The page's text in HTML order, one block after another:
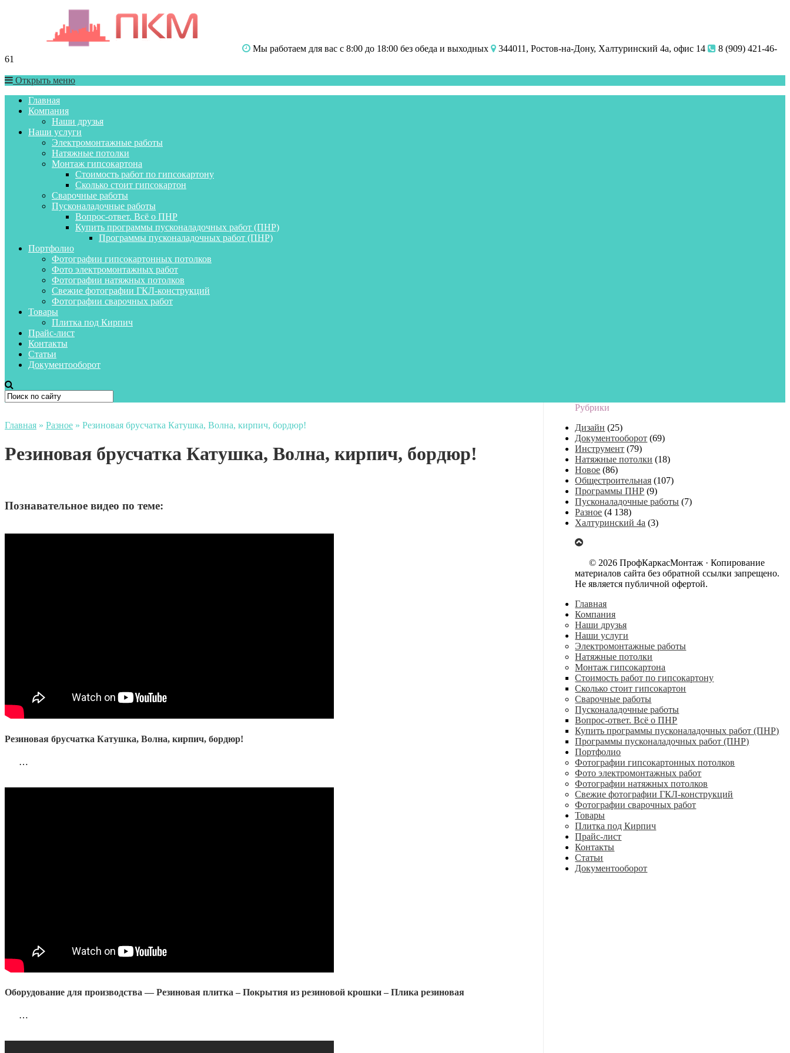
Мы работаем для вас с 8:00 до 18:00 без обеда и выходных 344011, Ростов-на-Дону, Халтуринский 4а, офис 14
8 (909) 421-46-
61
Открыть меню
Главная
Компания
Наши друзья
Наши услуги
Электромонтажные работы
Натяжные потолки
Монтаж гипсокартона
Стоимость работ по гипсокартону
Сколько стоит гипсокартон
Сварочные работы
Пусконаладочные работы
Вопрос-ответ. Всё о ПНР
Купить программы пусконаладочных работ (ПНР)
Программы пусконаладочных работ (ПНР)
Портфолио
Фотографии гипсокартонных потолков
Фото электромонтажных работ
Фотографии натяжных потолков
Свежие фотографии ГКЛ-конструкций
Фотографии сварочных работ
Товары
Плитка под Кирпич
Прайс-лист
Контакты
Статьи
Документооборот
Главная » Разное » Резиновая брусчатка Катушка, Волна, кирпич, бордюр!
Резиновая брусчатка Катушка, Волна, кирпич, бордюр!
Познавательное видео по теме:
Резиновая брусчатка Катушка, Волна, кирпич, бордюр!
…
Оборудование для производства — Резиновая плитка – Покрытия из резиновой крошки – Плика резиновая
…
Рубрики
Дизайн (25)
Документооборот (69)
Инструмент (79)
Натяжные потолки (18)
Новое (86)
Общестроительная (107)
Программы ПНР (9)
Пусконаладочные работы (7)
Разное (4 138)
Халтуринский 4а (3)
© 2026 ПрофКаркасМонтаж · Копирование
материалов сайта без обратной ссылки запрещено.
Не является публичной офертой.
Главная
Компания
Наши друзья
Наши услуги
Электромонтажные работы
Натяжные потолки
Монтаж гипсокартона
Стоимость работ по гипсокартону
Сколько стоит гипсокартон
Сварочные работы
Пусконаладочные работы
Вопрос-ответ. Всё о ПНР
Купить программы пусконаладочных работ (ПНР)
Программы пусконаладочных работ (ПНР)
Портфолио
Фотографии гипсокартонных потолков
Фото электромонтажных работ
Фотографии натяжных потолков
Свежие фотографии ГКЛ-конструкций
Фотографии сварочных работ
Товары
Плитка под Кирпич
Прайс-лист
Контакты
Статьи
Документооборот